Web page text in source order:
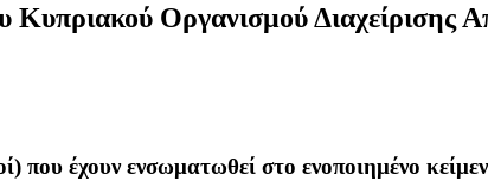
Κυπριακού Οργανισμού Διαχείρισης
που έχουν ενσωματωθεί στο ενοποιημένο